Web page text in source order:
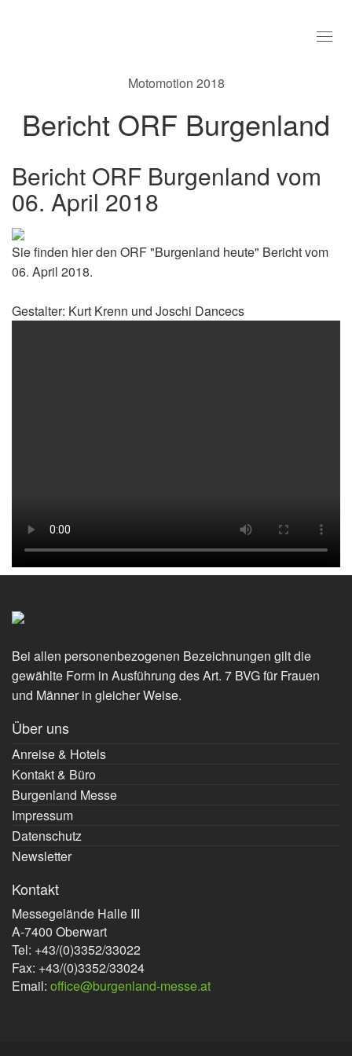
Motomotion 2018
Bericht ORF Burgenland
Bericht ORF Burgenland vom
06. April 2018
Sie finden hier den ORF "Burgenland heute" Bericht vom
06. April 2018.
Gestalter: Kurt Krenn und Joschi Dancecs
Bei allen personenbezogenen Bezeichnungen gilt die
gewählte Form in Ausführung des Art. 7 BVG für Frauen
und Männer in gleicher Weise.
Über uns
Anreise & Hotels
Kontakt & Büro
Burgenland Messe
Impressum
Datenschutz
Newsletter
Kontakt
Messegelände Halle III
A-7400 Oberwart
Tel: +43/(0)3352/33022
Fax: +43/(0)3352/33024
Email: office@burgenland-messe.at